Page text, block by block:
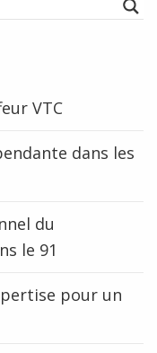
VTC
dans les
du
le 91
pour un